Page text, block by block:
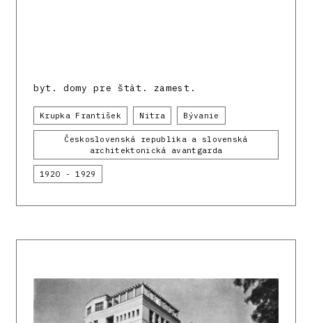
byt. domy pre štát. zamest.
Krupka František Nitra Bývanie
Československá republika a slovenská
architektonická avantgarda
1920 - 1929